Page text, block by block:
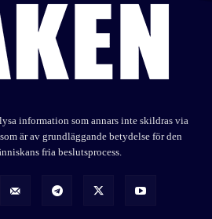
information som annars inte skildras via
är av grundläggande betydelse för den
fria beslutsprocess.